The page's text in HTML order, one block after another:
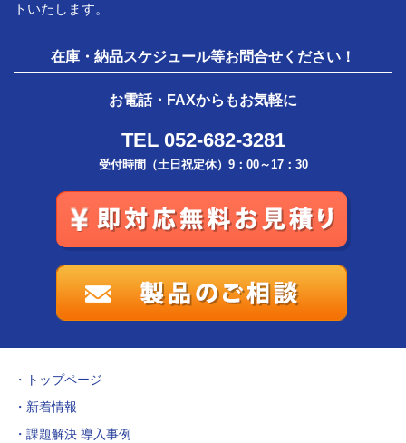
トいたします。
在庫・納品スケジュール等お問合せください！
お電話・FAXからもお気軽に
TEL 052-682-3281
受付時間（土日祝定休）9：00～17：30
トップページ
新着情報
課題解決 導入事例